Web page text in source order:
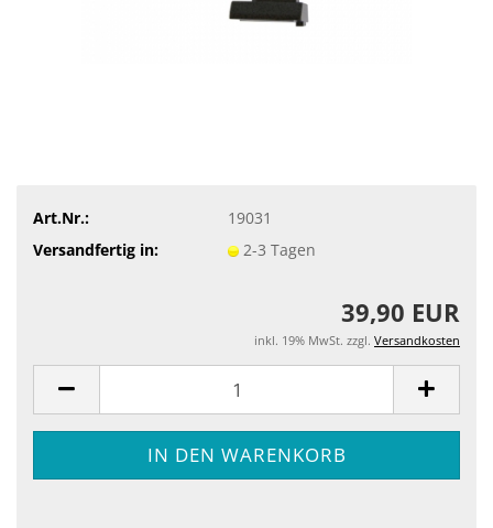
Art.Nr.:
19031
Versandfertig in:
2-3 Tagen
39,90 EUR
inkl. 19% MwSt. zzgl. Versandkosten